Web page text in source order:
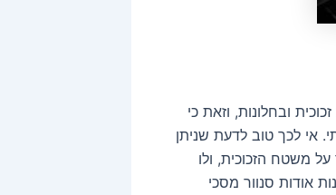
ובחלונות, וזאת כי
אי לכך טוב לדעת שניתן
משטח הזכוכית, ולו
אודות סנוור מסכי